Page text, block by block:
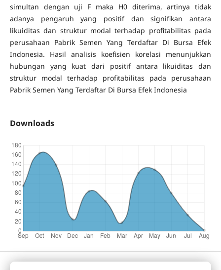
simultan dengan uji F maka H0 diterima, artinya tidak
adanya pengaruh yang positif dan signifikan antara
likuiditas dan struktur modal terhadap profitabilitas pada
perusahaan Pabrik Semen Yang Terdaftar Di Bursa Efek
Indonesia. Hasil analisis koefisien korelasi menunjukkan
hubungan yang kuat dari positif antara likuiditas dan
struktur modal terhadap profitabilitas pada perusahaan
Pabrik Semen Yang Terdaftar Di Bursa Efek Indonesia
Downloads